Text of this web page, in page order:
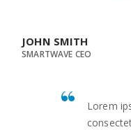
JOHN SMITH
SMARTWAVE CEO
Lorem